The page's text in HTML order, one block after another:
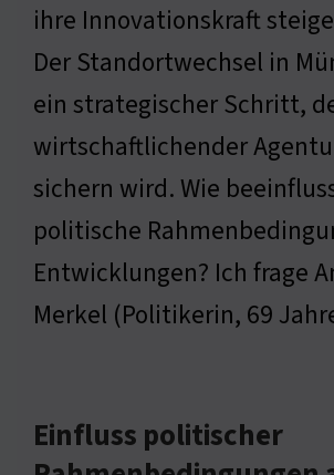
ihre Innovationskraft
Der Standortwechsel in
ein strategischer Schritt,
wirtschaftlichender
sichern wird. Wie
politische
Entwicklungen? Ich frage
Merkel (Politikerin, 69
Einfluss politischer